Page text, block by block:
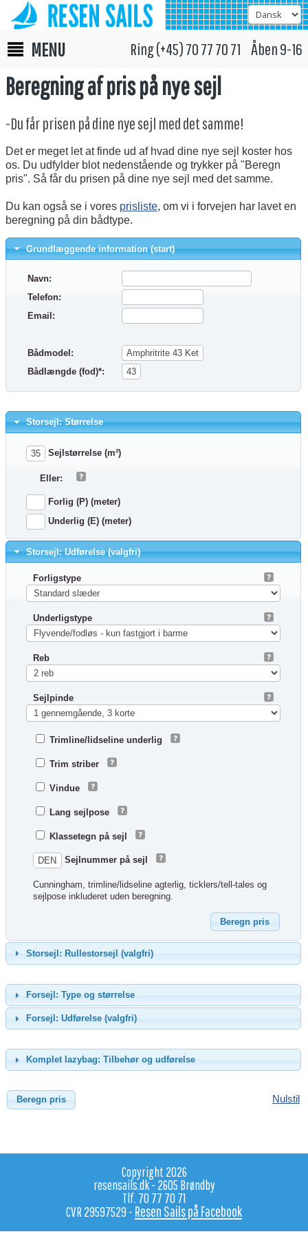
MENU Ring (+45) 70 77 70 71 Åben 9-16
Beregning af pris på nye sejl
-Du får prisen på dine nye sejl med det samme!
Det er meget let at finde ud af hvad dine nye sejl koster hos
os. Du udfylder blot nedenstående og trykker på "Beregn
pris". Så får du prisen på dine nye sejl med det samme.
Du kan også se i vores prisliste, om vi i forvejen har lavet en
beregning på din bådtype.
Grundlæggende information (start)
Navn:
Telefon:
Email:
Bådmodel:
Bådlængde (fod)*:
Storsejl: Størrelse
Sejlstørrelse (m²)
Eller:
Forlig (P) (meter)
Underlig (E) (meter)
Storsejl: Udførelse (valgfri)
Forligstype
Underligstype
Reb
Sejlpinde
Trimline/lidseline underlig
Trim striber
Vindue
Lang sejlpose
Klassetegn på sejl
Sejlnummer på sejl
Cunningham, trimline/lidseline agterlig, ticklers/tell-tales og
sejlpose inkluderet uden beregning.
Storsejl: Rullestorsejl (valgfri)
Forsejl: Type og størrelse
Forsejl: Udførelse (valgfri)
Komplet lazybag: Tilbehør og udførelse
Nulstil
Copyright 2026
resensails.dk - 2605 Brøndby
Tlf. 70 77 70 71
CVR 29597529 - Resen Sails på Facebook